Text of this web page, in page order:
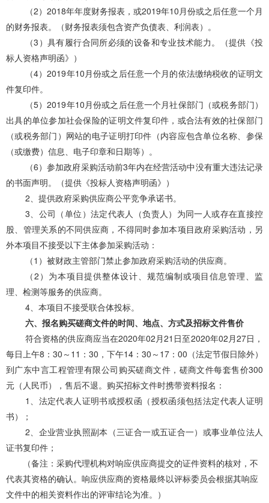
（2）2018年年度财务报表，或2019年10月份或之后任意一个月
的财务报表。（财务报表须包含资产负债表、利润表）。
（3）具有履行合同所必须的设备和专业技术能力。（提供《投
标人资格声明函》）
（4）2019年10月份或之后任意一个月的依法缴纳税收的证明文
件复印件。
（5）2019年10月份或之后任意一个月社保部门（或税务部门）
出具的单位参加社会保险的证明文件复印件，或合法有效的社保部门
（或税务部门）网站的电子证明打印件（内容应包含单位名称、参保
（或缴费）信息、电子印章和日期等）。
（6）参加政府采购活动前3年内在经营活动中没有重大违法记录
的书面声明。（提供《投标人资格声明函》）
2、提供政府采购供应商公平竞争承诺书。
3、公司（单位）法定代表人（负责人）为同一人或存在直接控
股、管理关系的不同供应商，不得同时参加本项目政府采购活动，另
外本项目不接受以下主体参加采购活动：
（1）被财政主管部门禁止参加政府采购活动的供应商。
（2）为本项目提供整体设计、规范编制或项目信息管理、监
理、检测等服务的供应商。
4、本项目不接受联合体投标。
六、报名购买磋商文件的时间、地点、方式及招标文件售价
符合资格的供应商应当在2020年02月21 日至2020年02月27日，
每日上午8：30～11：30，下午14：30～17：00（法定节假日除外）
到广东中言工程管理有限公司购买磋商文件，磋商文件每套售价300
元（人民币），售后不退。购买招标文件时携带资料报名：
1、法定代表人证明书或授权函（授权函须包括法定代表人证明
书）；
2、 企业营业执照副本（三证合一或五证合一）或事业单位法人
证书复印件；
（备注：采购代理机构对响应供应商提交的证件资料的核对，不
代表其资格的确认。响应供应商的资格最终以评标委员会根据其响应
文件中的相关资料作出的评审结论为准。）